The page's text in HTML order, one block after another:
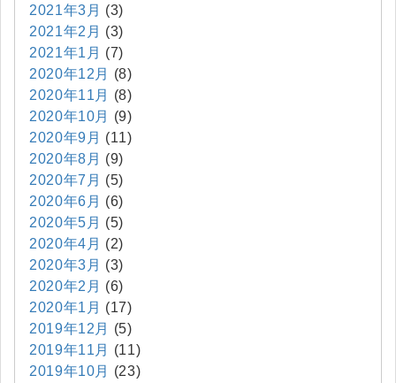
2021年3月 (3)
2021年2月 (3)
2021年1月 (7)
2020年12月
(8)
2020年11月
(8)
2020年10月
(9)
2020年9月 (11)
2020年8月 (9)
2020年7月 (5)
2020年6月 (6)
2020年5月 (5)
2020年4月 (2)
2020年3月 (3)
2020年2月 (6)
2020年1月 (17)
2019年12月
(5)
2019年11月
(11)
2019年10月
(23)